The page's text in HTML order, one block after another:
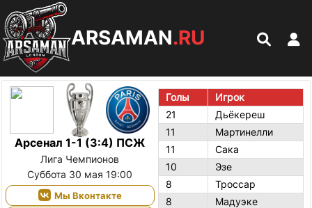
ARSAMAN.RU
Арсенал 1-1 (3:4) ПСЖ
Лига Чемпионов
Суббота 30 мая 19:00
Мы Вконтакте
Голы
Игрок
21
Дьёкереш
11
Мартинелли
11
Сака
10
Эзе
8
Троссар
8
Мадуэке